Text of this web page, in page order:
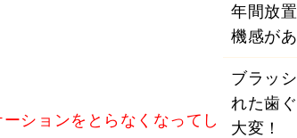
ションをとらなくなってし
年間放
機感が
ブラッ
れた歯
大変！